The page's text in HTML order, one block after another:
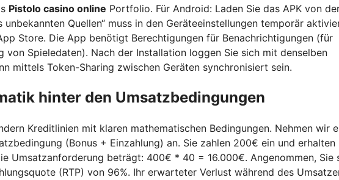
Pistolo casino online Portfolio. Für Android: Laden Sie das APK von
Quellen“ muss in den Geräteeinstellungen temporär
Store. Die App benötigt Berechtigungen für Benachrichtigungen (für
von Spieledaten). Nach der Installation loggen Sie sich mit denselben
mittels Token-Sharing zwischen Geräten synchronisiert sein.
hinter den Umsatzbedingungen
Kreditlinien mit klaren mathematischen Bedingungen. Nehmen wir
(Bonus + Einzahlung) an. Sie zahlen 200€ ein und
Umsatzanforderung beträgt: 400€ * 40 = 16.000€. Angenommen, Sie
(RTP) von 96%. Ihr erwarteter Verlust während des